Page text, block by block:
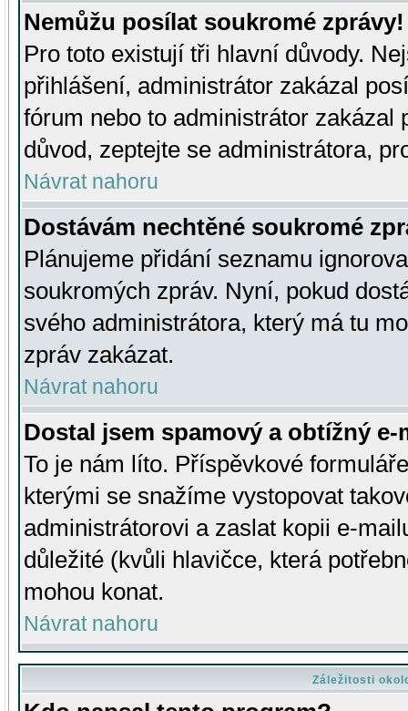
Nemůžu posílat soukromé zprávy!
Pro toto existují tři hlavní důvody.
přihlášení, administrátor zakázal
fórum nebo to administrátor zakázal
důvod, zeptejte se administrátora,
Návrat nahoru
Dostávám nechtěné soukromé
Plánujeme přidání seznamu
soukromých zpráv. Nyní, pokud
svého administrátora, který má tu
zpráv zakázat.
Návrat nahoru
Dostal jsem spamový a obtížný
To je nám líto. Příspěvkové
kterými se snažíme vystopovat
administrátorovi a zaslat kopii e-
důležité (kvůli hlavičce, která
mohou konat.
Návrat nahoru
Záležitosti